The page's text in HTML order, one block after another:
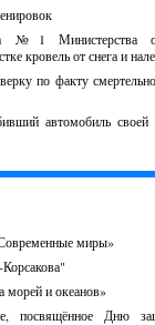
№1 Министерства
кровель от снега и
по факту
автомобиль
миры»
морей и океанов»
посвящённое Дню